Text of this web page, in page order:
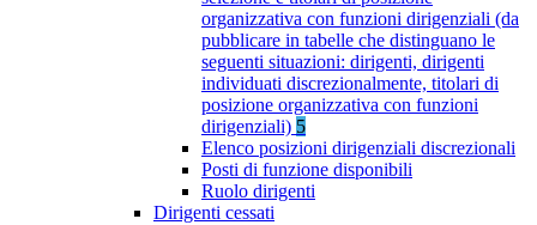
organizzativa con funzioni dirigenziali (da
pubblicare in tabelle che distinguano le
seguenti situazioni: dirigenti, dirigenti
individuati discrezionalmente, titolari di
posizione organizzativa con funzioni
dirigenziali) 5
Elenco posizioni dirigenziali discrezionali
Posti di funzione disponibili
Ruolo dirigenti
Dirigenti cessati